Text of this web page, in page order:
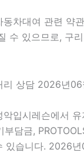
차대여 관련 약
수 있으므로, 구
리 상담 2026년
입시레슨에서
담금,
있습니다. 2026